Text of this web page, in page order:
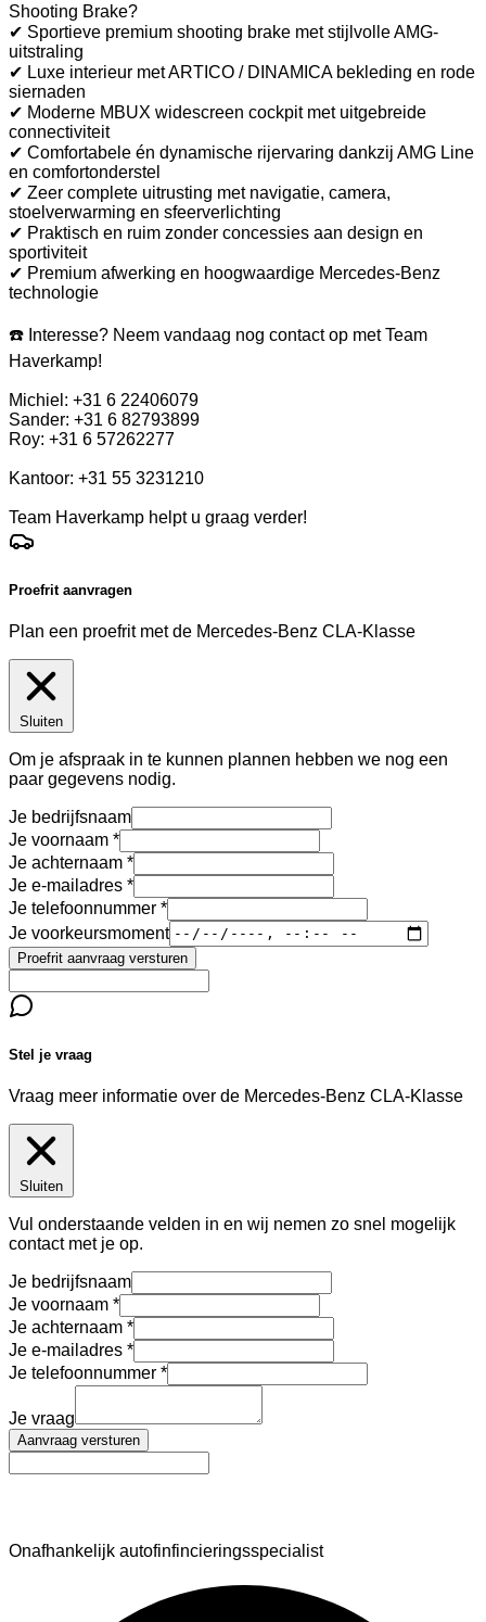
Shooting Brake?
✔ Sportieve premium shooting brake met stijlvolle AMG-
uitstraling
✔ Luxe interieur met ARTICO / DINAMICA bekleding en rode
siernaden
✔ Moderne MBUX widescreen cockpit met uitgebreide
connectiviteit
✔ Comfortabele én dynamische rijervaring dankzij AMG Line
en comfortonderstel
✔ Zeer complete uitrusting met navigatie, camera,
stoelverwarming en sfeerverlichting
✔ Praktisch en ruim zonder concessies aan design en
sportiviteit
✔ Premium afwerking en hoogwaardige Mercedes-Benz
technologie
☎️ Interesse? Neem vandaag nog contact op met Team
Haverkamp!
Michiel: +31 6 22406079
Sander: +31 6 82793899
Roy: +31 6 57262277
Kantoor: +31 55 3231210
Team Haverkamp helpt u graag verder!
Proefrit aanvragen
Plan een proefrit met de Mercedes-Benz CLA-Klasse
Sluiten
Om je afspraak in te kunnen plannen hebben we nog een
paar gegevens nodig.
Je bedrijfsnaam
Je voornaam
Je achternaam
Je e-mailadres
Je telefoonnummer
Je voorkeursmoment
Proefrit aanvraag versturen
Stel je vraag
Vraag meer informatie over de Mercedes-Benz CLA-Klasse
Sluiten
Vul onderstaande velden in en wij nemen zo snel mogelijk
contact met je op.
Je bedrijfsnaam
Je voornaam
Je achternaam
Je e-mailadres
Je telefoonnummer
Je vraag
Aanvraag versturen
Onafhankelijk autofinfincieringsspecialist